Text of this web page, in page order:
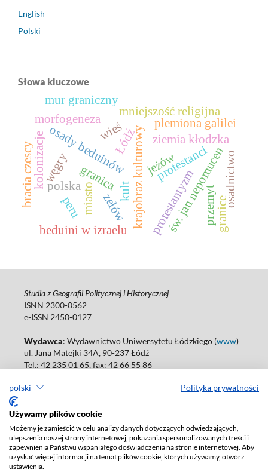
polski Polityka prywatności
Używamy plików cookie
Możemy je zamieścić w celu analizy danych dotyczących odwiedzających,
ulepszenia naszej strony internetowej, pokazania spersonalizowanych treści i
zapewnienia Państwu wspaniałego doświadczenia na stronie internetowej. Aby
uzyskać więcej informacji na temat plików cookie, których używamy, otwórz
ustawienia.
English
Polski
Słowa kluczowe
ziemia kłodzka
św. jan nepomucen
kult
protestanci
krajobraz kulturowy
Łódź
miasto
osady beduinów plemiona galilei
beduini w izraelu protestantyzm
mniejszość religijna
granica
wieś
osadnictwo
morfogeneza
polska
mur graniczny
przemyt
kolonizacje
bracia czescy
zelów
węgry
granice
peru
jeżów
Studia z Geografii Politycznej i Historycznej
ISNN 2300-0562
e-ISSN 2450-0127
Wydawca: Wydawnictwo Uniwersytetu Łódzkiego (www)
ul. Jana Matejki 34A, 90-237 Łódź
Tel.: 42 235 01 65, fax: 42 66 55 86